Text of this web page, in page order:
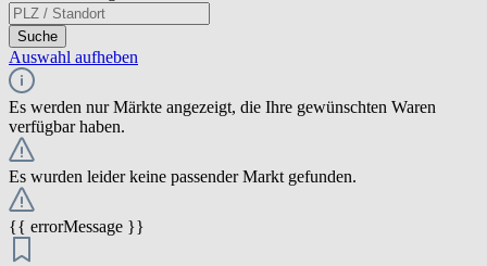
Suche
Auswahl aufheben
Es werden nur Märkte angezeigt, die Ihre gewünschten Waren
verfügbar haben.
Es wurden leider keine passender Markt gefunden.
{{ errorMessage }}